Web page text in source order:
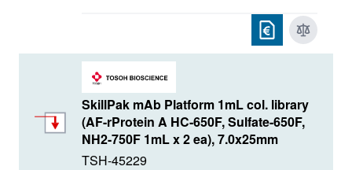
SkillPak mAb Platform 1mL col. library
(AF-rProtein A HC-650F, Sulfate-650F,
NH2-750F 1mL x 2 ea), 7.0x25mm
TSH-45229